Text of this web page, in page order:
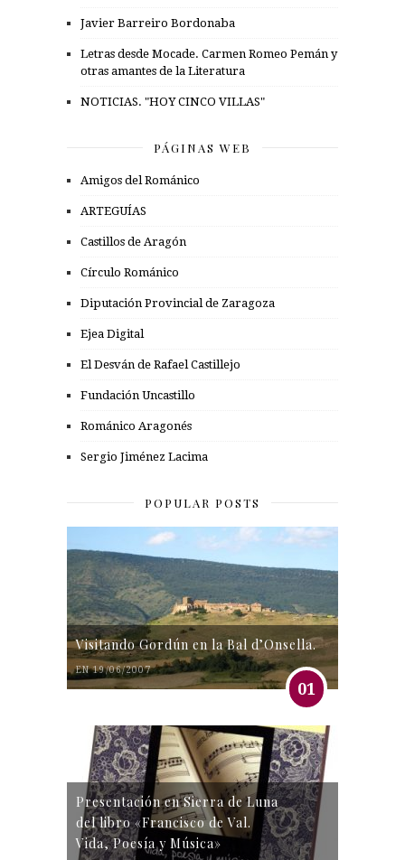
Javier Barreiro Bordonaba
Letras desde Mocade. Carmen Romeo Pemán y
otras amantes de la Literatura
NOTICIAS. "HOY CINCO VILLAS"
PÁGINAS WEB
Amigos del Románico
ARTEGUÍAS
Castillos de Aragón
Círculo Románico
Diputación Provincial de Zaragoza
Ejea Digital
El Desván de Rafael Castillejo
Fundación Uncastillo
Románico Aragonés
Sergio Jiménez Lacima
POPULAR POSTS
Visitando Gordún en la Bal d’Onsella.
EN 19/06/2007
01
Presentación en Sierra de Luna
del libro «Francisco de Val.
Vida, Poesía y Música»